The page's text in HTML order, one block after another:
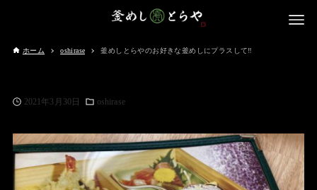
ホーム oshirase 釜めしとらやのお好きな釜めしにプラスして‼️
2021年3月30日 oshirase